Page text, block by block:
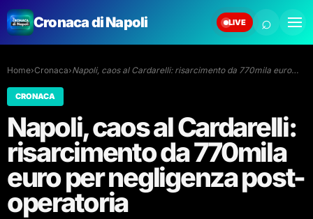
Cronaca di Napoli LIVE ⌕
Home›Cronaca›Napoli, caos al Cardarelli: risarcimento da 770mila euro…
CRONACA
Napoli, caos al Cardarelli:
risarcimento da 770mila
euro per negligenza post-
operatoria